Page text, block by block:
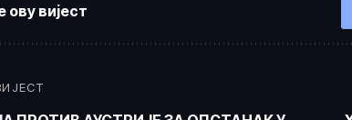
ову вијест